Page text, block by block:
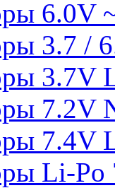
6.0V
3.7 /
3.7V
7.2V
7.4V
Li-Po